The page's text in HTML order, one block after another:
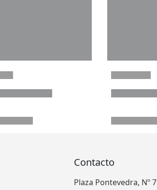
Contacto
Plaza Pontevedra, Nº 7